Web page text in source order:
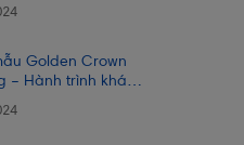
Golden Crown
– Hành trình khám
xúc